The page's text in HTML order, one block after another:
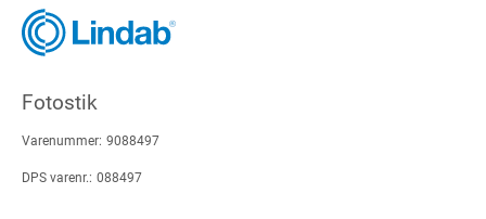
Fotostik
Varenummer: 9088497
DPS varenr.: 088497